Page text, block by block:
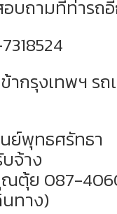
บถามที่ท่ารถ
ากรุงเทพฯ ร
ย์พุทธศรัทธา
จ้าง
ตุ้ย 087-
ทาง)